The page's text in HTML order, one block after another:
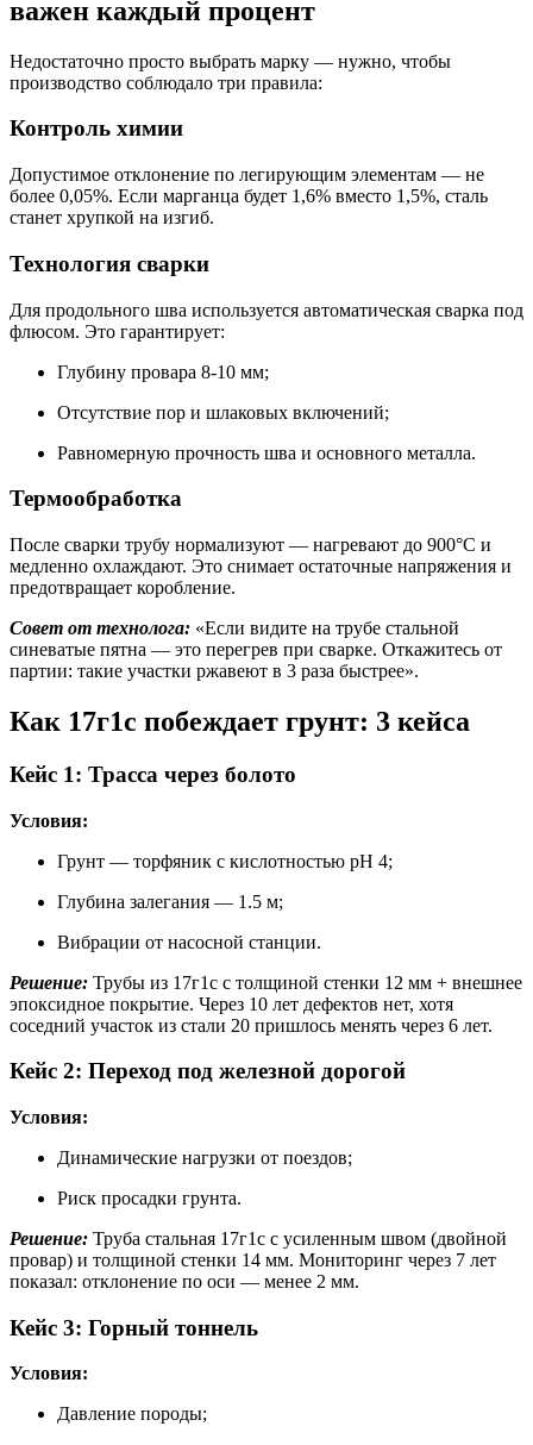
важен каждый процент
Недостаточно просто выбрать марку — нужно, чтобы
производство соблюдало три правила:
Контроль химии
Допустимое отклонение по легирующим элементам — не
более 0,05%. Если марганца будет 1,6% вместо 1,5%, сталь
станет хрупкой на изгиб.
Технология сварки
Для продольного шва используется автоматическая сварка под
флюсом. Это гарантирует:
Глубину провара 8-10 мм;
Отсутствие пор и шлаковых включений;
Равномерную прочность шва и основного металла.
Термообработка
После сварки трубу нормализуют — нагревают до 900°C и
медленно охлаждают. Это снимает остаточные напряжения и
предотвращает коробление.
Совет от технолога: «Если видите на трубе стальной
синеватые пятна — это перегрев при сварке. Откажитесь от
партии: такие участки ржавеют в 3 раза быстрее».
Как 17г1с побеждает грунт: 3 кейса
Кейс 1: Трасса через болото
Условия:
Грунт — торфяник с кислотностью pH 4;
Глубина залегания — 1.5 м;
Вибрации от насосной станции.
Решение: Трубы из 17г1с с толщиной стенки 12 мм + внешнее
эпоксидное покрытие. Через 10 лет дефектов нет, хотя
соседний участок из стали 20 пришлось менять через 6 лет.
Кейс 2: Переход под железной дорогой
Условия:
Динамические нагрузки от поездов;
Риск просадки грунта.
Решение: Труба стальная 17г1с с усиленным швом (двойной
провар) и толщиной стенки 14 мм. Мониторинг через 7 лет
показал: отклонение по оси — менее 2 мм.
Кейс 3: Горный тоннель
Условия:
Давление породы;